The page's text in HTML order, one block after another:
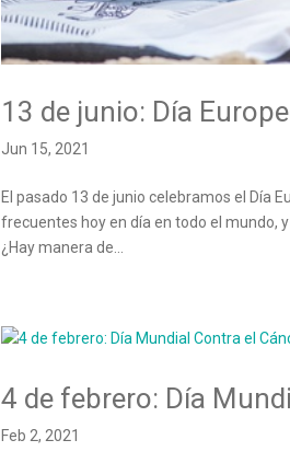
13 de junio: Día
Jun 15, 2021
El pasado 13 de junio celebramos el Día
frecuentes hoy en día en todo el mundo,
¿Hay manera de...
4 de febrero: Día
Feb 2, 2021